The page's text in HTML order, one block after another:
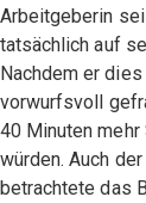
Arbeitgeberin
tatsächlich auf
Nachdem er
vorwurfsvoll
40 Minuten
würden. Auch
betrachtete das